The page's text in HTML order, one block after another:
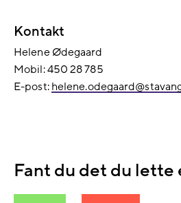
Kontakt
Helene Ødegaard
Mobil: 450 28 785
E-post:
Fant du det du lette